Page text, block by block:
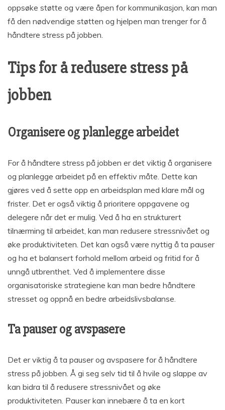
oppsøke støtte og være åpen for kommunikasjon, kan man
få den nødvendige støtten og hjelpen man trenger for å
håndtere stress på jobben.
Tips for å redusere stress på
jobben
Organisere og planlegge arbeidet
For å håndtere stress på jobben er det viktig å organisere
og planlegge arbeidet på en effektiv måte. Dette kan
gjøres ved å sette opp en arbeidsplan med klare mål og
frister. Det er også viktig å prioritere oppgavene og
delegere når det er mulig. Ved å ha en strukturert
tilnærming til arbeidet, kan man redusere stressnivået og
øke produktiviteten. Det kan også være nyttig å ta pauser
og ha et balansert forhold mellom arbeid og fritid for å
unngå utbrenthet. Ved å implementere disse
organisatoriske strategiene kan man bedre håndtere
stresset og oppnå en bedre arbeidslivsbalanse.
Ta pauser og avspasere
Det er viktig å ta pauser og avspasere for å håndtere
stress på jobben. Å gi seg selv tid til å hvile og slappe av
kan bidra til å redusere stressnivået og øke
produktiviteten. Pauser kan innebære å ta en kort